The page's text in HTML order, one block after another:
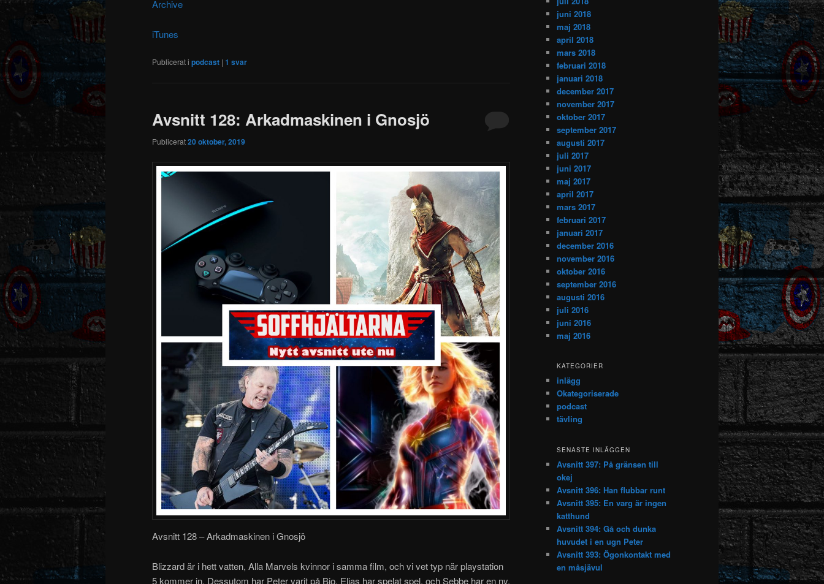
Archive
iTunes
Publicerat i podcast | 1 svar
Avsnitt 128: Arkadmaskinen i Gnosjö
Publicerat20 oktober, 2019
Avsnitt 128 – Arkadmaskinen i Gnosjö
Blizzard är i hett vatten, Alla Marvels kvinnor i samma film, och vi vet typ när playstation
5 kommer in. Dessutom har Peter varit på Bio, Elias har spelat spel, och Sebbe har en ny,
juni 2018
maj 2018
april 2018
mars 2018
februari 2018
januari 2018
december 2017
november 2017
oktober 2017
september 2017
augusti 2017
juli 2017
juni 2017
maj 2017
april 2017
mars 2017
februari 2017
januari 2017
december 2016
november 2016
oktober 2016
september 2016
augusti 2016
juli 2016
juni 2016
maj 2016
KATEGORIER
inlägg
Okategoriserade
podcast
tävling
SENASTE INLÄGGEN
Avsnitt 397: På gränsen till
okej
Avsnitt 396: Han flubbar runt
Avsnitt 395: En varg är ingen
katthund
Avsnitt 394: Gå och dunka
huvudet i en ugn Peter
Avsnitt 393: Ögonkontakt med
en måsjävul